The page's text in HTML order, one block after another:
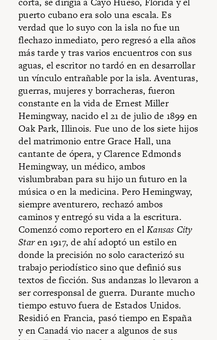
puerto cubano era solo una escala. Es
verdad que lo suyo con la isla no fue un
flechazo inmediato, pero regresó a ella años
más tarde y tras varios encuentros con sus
aguas, el escritor no tardó en en desarrollar
un vínculo entrañable por la isla. Aventuras,
guerras, mujeres y borracheras, fueron
constante en la vida de Ernest Miller
Hemingway, nacido el 21 de julio de 1899 en
Oak Park, Illinois. Fue uno de los siete hijos
del matrimonio entre Grace Hall, una
cantante de ópera, y Clarence Edmonds
Hemingway, un médico, ambos
vislumbraban para su hijo un futuro en la
música o en la medicina. Pero Hemingway,
siempre aventurero, rechazó ambos
caminos y entregó su vida a la escritura.
Comenzó como reportero en elKansas City
Staren 1917, de ahí adoptó un estilo en
donde la precisión no solo caracterizó su
trabajo periodístico sino que definió sus
textos de ficción. Sus andanzas lo llevaron a
ser corresponsal de guerra. Durante mucho
tiempo estuvo fuera de Estados Unidos.
Residió en Francia, pasó tiempo en España
y en Canadá vio nacer a algunos de sus